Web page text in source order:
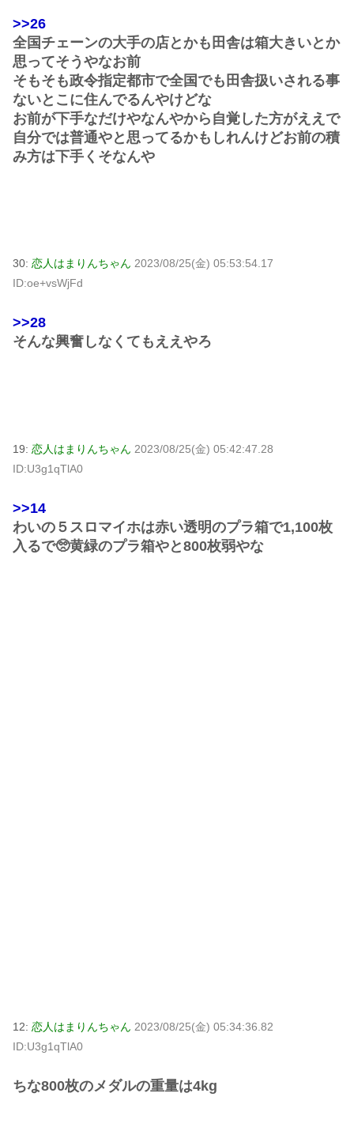
>>26
全国チェーンの大手の店とかも田舎は箱大きいとか
思ってそうやなお前
そもそも政令指定都市で全国でも田舎扱いされる事
ないとこに住んでるんやけどな
お前が下手なだけやなんやから自覚した方がええで
自分では普通やと思ってるかもしれんけどお前の積
み方は下手くそなんや
30: 恋人はまりんちゃん 2023/08/25(金) 05:53:54.17
ID:oe+vsWjFd
>>28
そんな興奮しなくてもええやろ
19: 恋人はまりんちゃん 2023/08/25(金) 05:42:47.28
ID:U3g1qTlA0
>>14
わいの５スロマイホは赤い透明のプラ箱で1,100枚
入るで🥺黄緑のプラ箱やと800枚弱やな
12: 恋人はまりんちゃん 2023/08/25(金) 05:34:36.82
ID:U3g1qTlA0
ちな800枚のメダルの重量は4kg